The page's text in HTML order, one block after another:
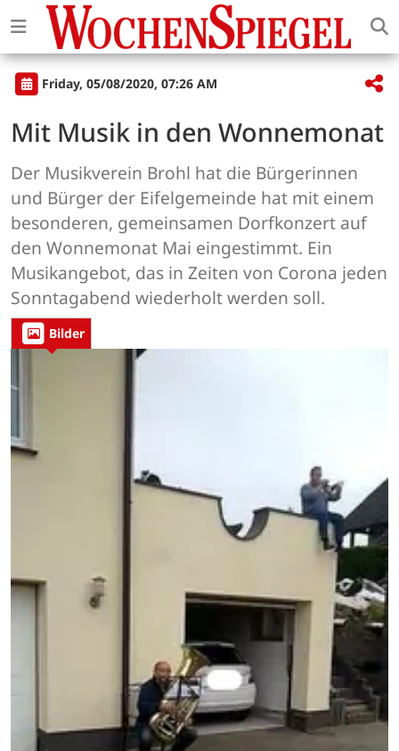
Friday, 05/08/2020, 07:26 AM
Mit Musik in den Wonnemonat
Der Musikverein Brohl hat die Bürgerinnen
und Bürger der Eifelgemeinde hat mit einem
besonderen, gemeinsamen Dorfkonzert auf
den Wonnemonat Mai eingestimmt. Ein
Musikangebot, das in Zeiten von Corona jeden
Sonntagabend wiederholt werden soll.
Bilder